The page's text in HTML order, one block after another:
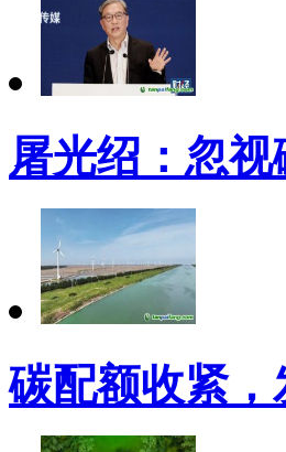
屠光绍：忽
碳配额收紧